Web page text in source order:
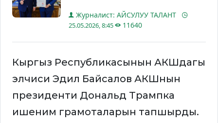
Журналист: АЙСУЛУУ ТАЛАНТ
25.05.2026, 8:45 11640
Кыргыз Республикасынын АКШдагы
элчиси Эдил Байсалов АКШнын
президенти Дональд Трампка
ишеним грамоталарын тапшырды.